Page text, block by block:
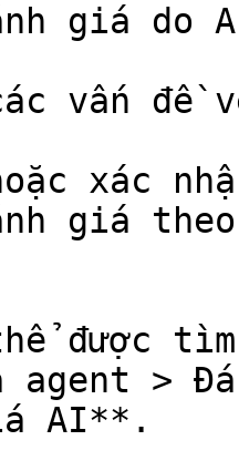
giá
vấn đề
xác
giá
được
agent >
AI**.